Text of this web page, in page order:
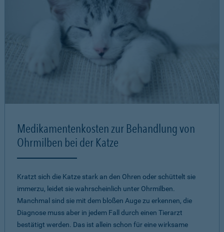
Medikamentenkosten zur Behandlung von
Ohrmilben bei der Katze
Kratzt sich die Katze stark an den Ohren oder schüttelt sie
immerzu, leidet sie wahrscheinlich unter Ohrmilben.
Manchmal sind sie mit dem bloßen Auge zu erkennen, die
Diagnose muss aber in jedem Fall durch einen Tierarzt
bestätigt werden. Das ist allein schon für eine wirksame